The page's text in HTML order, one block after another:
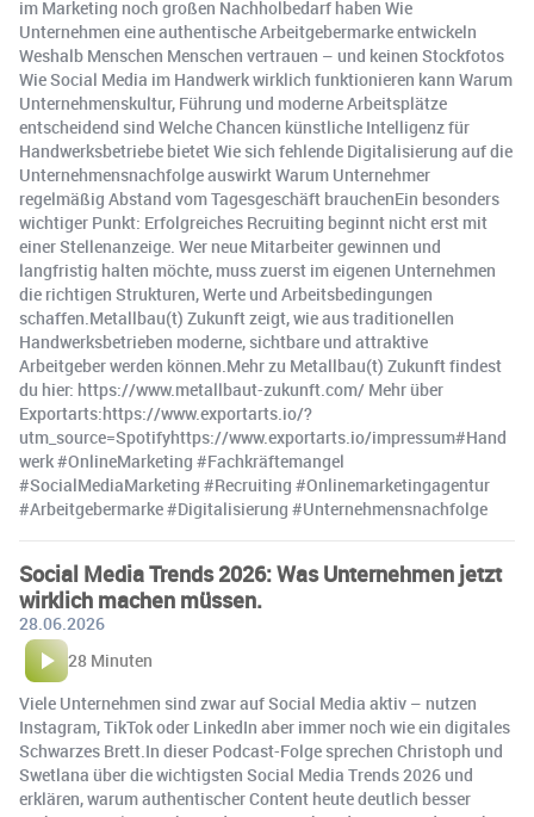
im Marketing noch großen Nachholbedarf haben️ Wie
Unternehmen eine authentische Arbeitgebermarke entwickeln️
Weshalb Menschen Menschen vertrauen – und keinen Stockfotos️
Wie Social Media im Handwerk wirklich funktionieren kann️ Warum
Unternehmenskultur, Führung und moderne Arbeitsplätze
entscheidend sind️ Welche Chancen künstliche Intelligenz für
Handwerksbetriebe bietet️ Wie sich fehlende Digitalisierung auf die
Unternehmensnachfolge auswirkt️ Warum Unternehmer
regelmäßig Abstand vom Tagesgeschäft brauchenEin besonders
wichtiger Punkt: Erfolgreiches Recruiting beginnt nicht erst mit
einer Stellenanzeige. Wer neue Mitarbeiter gewinnen und
langfristig halten möchte, muss zuerst im eigenen Unternehmen
die richtigen Strukturen, Werte und Arbeitsbedingungen
schaffen.Metallbau(t) Zukunft zeigt, wie aus traditionellen
Handwerksbetrieben moderne, sichtbare und attraktive
Arbeitgeber werden können.Mehr zu Metallbau(t) Zukunft findest
du hier: https://www.metallbaut-zukunft.com/ Mehr über
Exportarts:https://www.exportarts.io/?
utm_source=Spotifyhttps://www.exportarts.io/impressum#Hand
werk #OnlineMarketing #Fachkräftemangel
#SocialMediaMarketing #Recruiting #Onlinemarketingagentur
#Arbeitgebermarke #Digitalisierung #Unternehmensnachfolge
Social Media Trends 2026: Was Unternehmen jetzt
wirklich machen müssen.
28.06.2026
28 Minuten
Viele Unternehmen sind zwar auf Social Media aktiv – nutzen
Instagram, TikTok oder LinkedIn aber immer noch wie ein digitales
Schwarzes Brett.In dieser Podcast-Folge sprechen Christoph und
Swetlana über die wichtigsten Social Media Trends 2026 und
erklären, warum authentischer Content heute deutlich besser